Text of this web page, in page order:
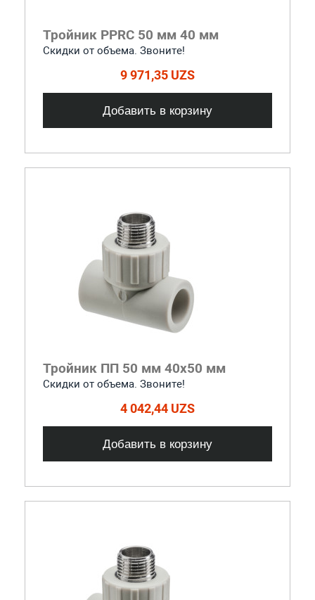
Тройник PPRC 50 мм 40 мм
Скидки от объема. Звоните!
9 971,35 UZS
Добавить в корзину
Тройник ПП 50 мм 40х50 мм
Скидки от объема. Звоните!
4 042,44 UZS
Добавить в корзину